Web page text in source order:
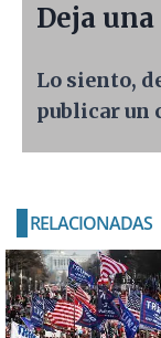
Deja
Lo siento,
publicar un
RELACIONADAS